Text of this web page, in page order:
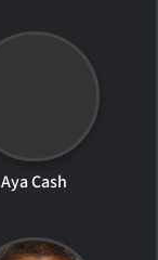
Aya Cash